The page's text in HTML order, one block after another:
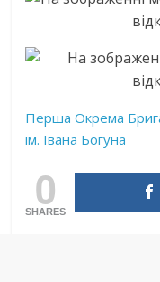
Перша Окрема
ім. Івана Богуна
0
SHARES